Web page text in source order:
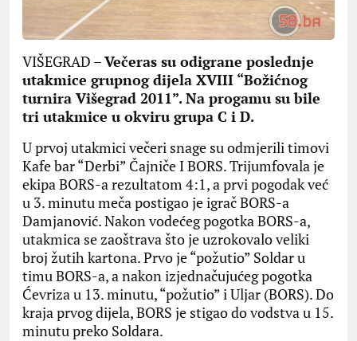
VIŠEGRAD –Večeras su odigrane poslednje
utakmice grupnog dijela XVIII “Božićnog
turnira Višegrad 2011”. Na progamu su bile
tri utakmice u okviru grupa C i D.
U prvoj utakmici večeri snage su odmjerili timovi
Kafe bar “Derbi” Čajniče I BORS. Trijumfovala je
ekipa BORS-a rezultatom 4:1, a prvi pogodak već
u 3. minutu meča postigao je igrač BORS-a
Damjanović. Nakon vodećeg pogotka BORS-a,
utakmica se zaoštrava što je uzrokovalo veliki
broj žutih kartona. Prvo je “požutio” Soldar u
timu BORS-a, a nakon izjednačujućeg pogotka
Ćevriza u 13. minutu, “požutio” i Uljar (BORS). Do
kraja prvog dijela, BORS je stigao do vodstva u 15.
minutu preko Soldara.